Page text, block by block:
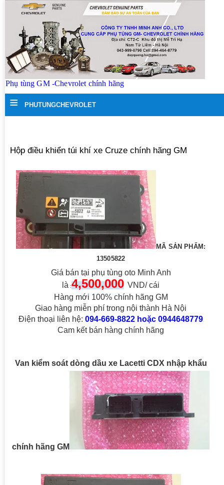
Phụ tùng GM -Chevrolet chính hãng
≡ PHUTUNGCHEVROLET
Hộp điều khiển túi khí xe Cruze chính hãng GM
MÃ SẢN PHẨM:
13505822
Giá bán tại phụ tùng oto Minh Anh
là :4,500,000 VND/ cái
Hàng mới 100% chính hãng GM
Giao hàng miễn phí trong nội thành Hà Nội
Điện thoại liên hệ:094-669-8822 hoặc 0944648779
Cam kết bán hàng chính hãng
Van kiểm soát dòng dầu xe Lacetti CDX nhập khẩu
chính hãng GM